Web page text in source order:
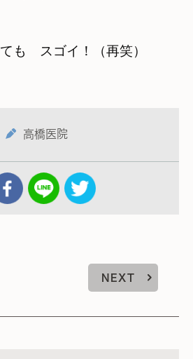
も　スゴイ！（再笑）
高橋医院
NEXT